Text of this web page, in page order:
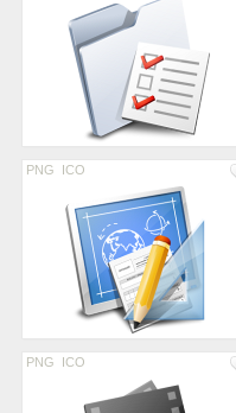
PNG ICO
PNG ICO